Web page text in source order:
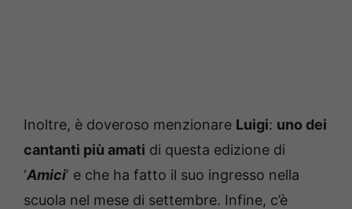
Inoltre, è doveroso menzionare Luigi: uno dei
cantanti più amati di questa edizione di
‘Amici‘ e che ha fatto il suo ingresso nella
scuola nel mese di settembre. Infine, c’è